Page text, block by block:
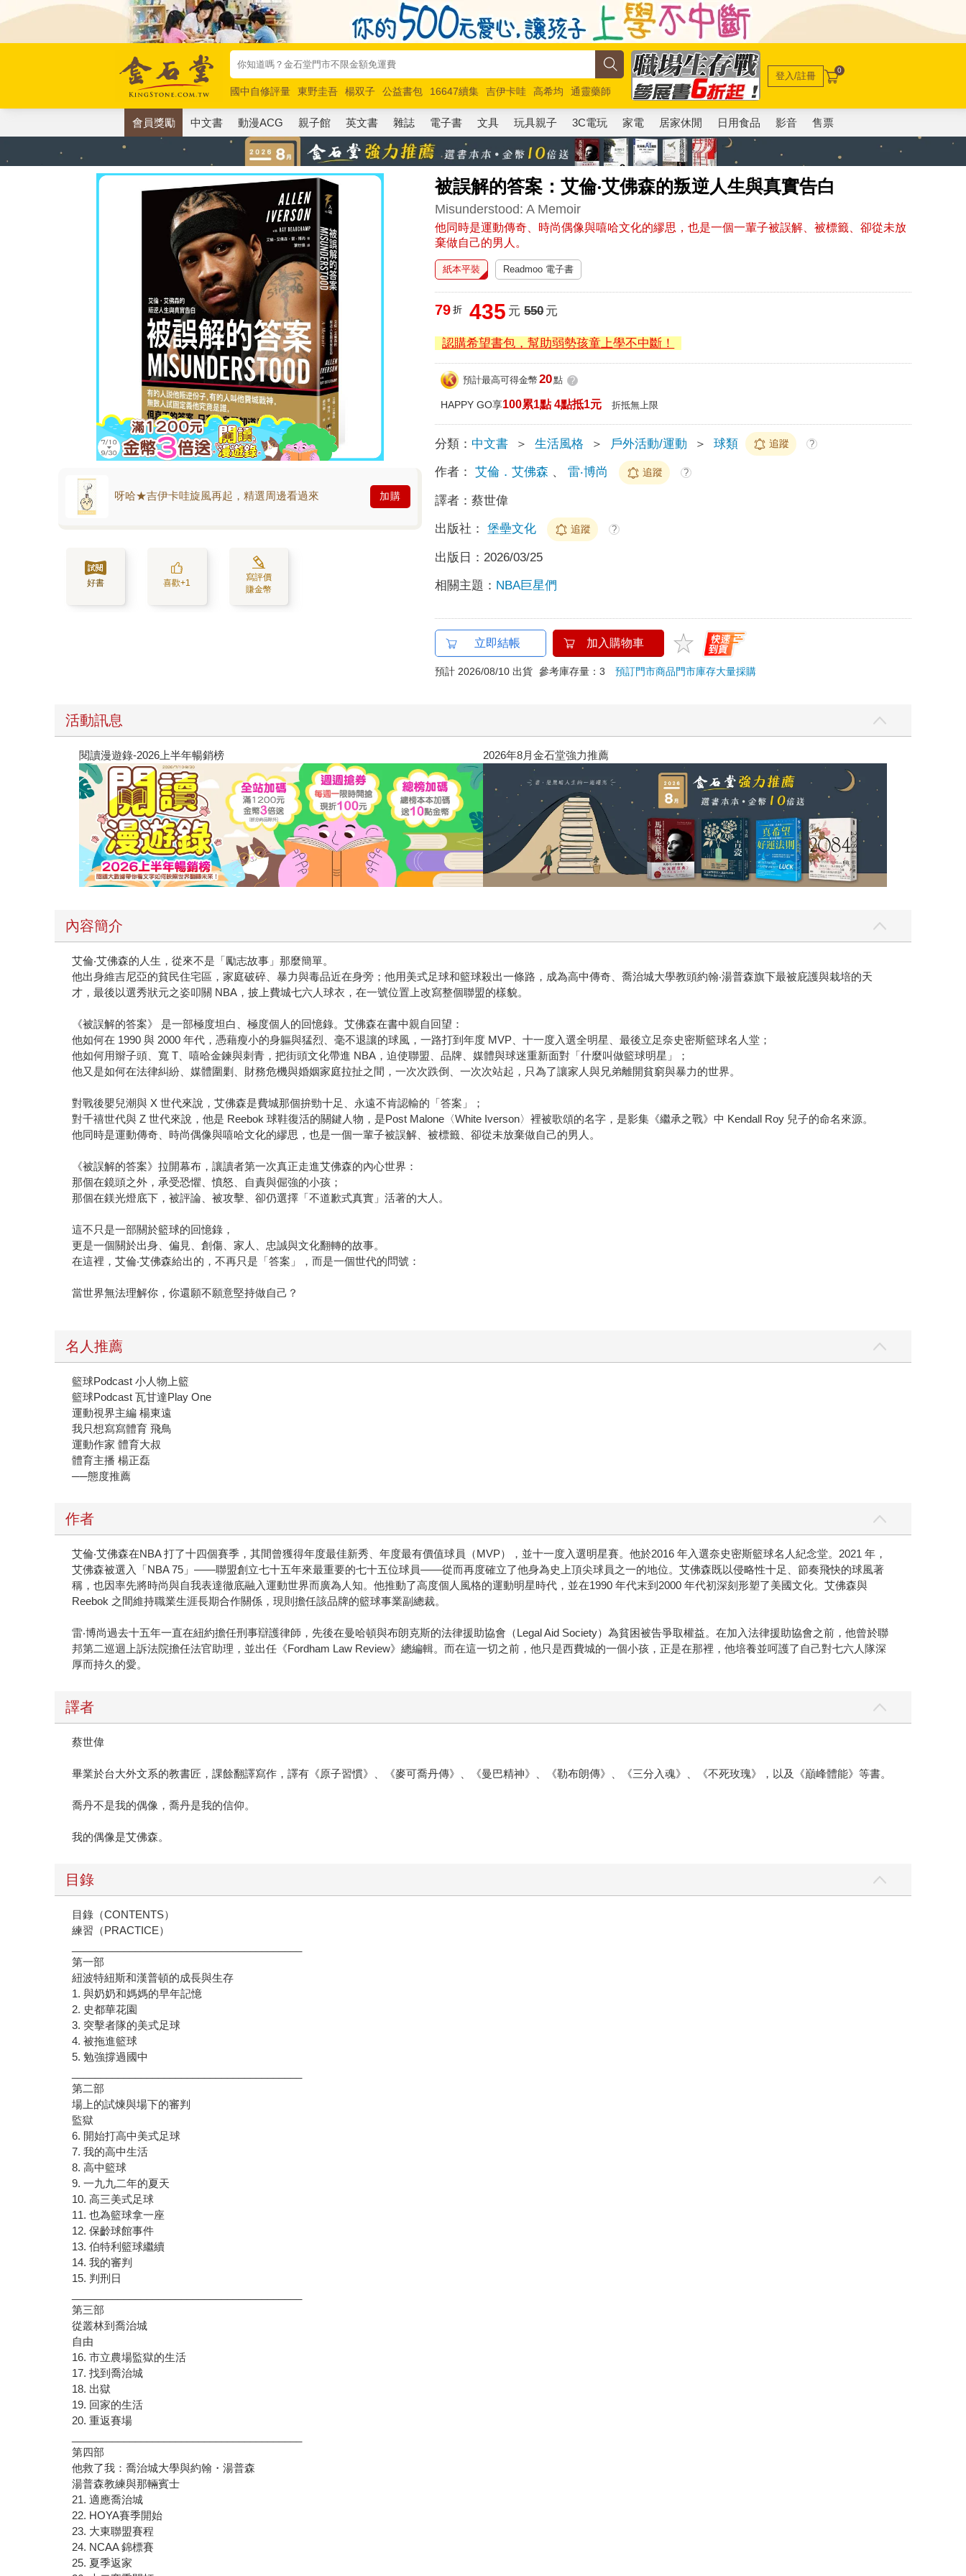
國中自修評量 東野圭吾 楊双子 公益書包 16647續集 吉伊卡哇 高希均
通靈藥師
唯紅花綻放
奧德賽 路邊攤新作 馬斯克 玩具總動員5 超慢跑
登入/註冊 0
會員獎勵 中文書 動漫ACG 親子館 英文書 雜誌 電子書 文具 玩具親子 3C電玩 家電 居家休閒 日用食品 影音 售票
被誤解的答案：艾倫‧艾佛森的叛逆人生與真實告白
Misunderstood: A Memoir
他同時是運動傳奇、時尚偶像與嘻哈文化的繆思，也是一個一輩子被誤解、被標籤、卻從未放
棄做自己的男人。
呀哈★吉伊卡哇旋風再起，精選周邊看過來 加購
好書 喜歡+1
寫評價
賺金幣
紙本平裝 Readmoo 電子書
79 折 435 元 550元
認購希望書包，幫助弱勢孩童上學不中斷！
預計最高可得金幣 20點 ?
HAPPY GO享100累1點 4點抵1元 折抵無上限
分類： 中文書 ＞ 生活風格 ＞ 戶外活動/運動 ＞ 球類 追蹤 ?
作者： 艾倫．艾佛森 、雷‧博尚 追蹤 ?
譯者：蔡世偉
出版社： 堡壘文化 追蹤 ?
出版日： 2026/03/25
相關主題： NBA巨星們
立即結帳 加入購物車
預計 2026/08/10 出貨 參考庫存量：3預訂門市商品門市庫存大量採購
活動訊息
閱讀漫遊錄-2026上半年暢銷榜 2026年8月金石堂強力推薦
內容簡介
艾倫‧艾佛森的人生，從來不是「勵志故事」那麼簡單。
他出身維吉尼亞的貧民住宅區，家庭破碎、暴力與毒品近在身旁；他用美式足球和籃球殺出一條路，成為高中傳奇、喬治城大學教頭約翰‧湯普森旗下最被庇護與栽培的天
才，最後以選秀狀元之姿叩關 NBA，披上費城七六人球衣，在一號位置上改寫整個聯盟的樣貌。
《被誤解的答案》 是一部極度坦白、極度個人的回憶錄。艾佛森在書中親自回望：
他如何在 1990 與 2000 年代，憑藉瘦小的身軀與猛烈、毫不退讓的球風，一路打到年度 MVP、十一度入選全明星、最後立足奈史密斯籃球名人堂；
他如何用辮子頭、寬 T、嘻哈金鍊與刺青，把街頭文化帶進 NBA，迫使聯盟、品牌、媒體與球迷重新面對「什麼叫做籃球明星」；
他又是如何在法律糾紛、媒體圍剿、財務危機與婚姻家庭拉扯之間，一次次跌倒、一次次站起，只為了讓家人與兄弟離開貧窮與暴力的世界。
對戰後嬰兒潮與 X 世代來說，艾佛森是費城那個拚勁十足、永遠不肯認輸的「答案」；
對千禧世代與 Z 世代來說，他是 Reebok 球鞋復活的關鍵人物，是Post Malone〈White Iverson〉裡被歌頌的名字，是影集《繼承之戰》中 Kendall Roy 兒子的命名來源。
他同時是運動傳奇、時尚偶像與嘻哈文化的繆思，也是一個一輩子被誤解、被標籤、卻從未放棄做自己的男人。
《被誤解的答案》拉開幕布，讓讀者第一次真正走進艾佛森的內心世界：
那個在鏡頭之外，承受恐懼、憤怒、自責與倔強的小孩；
那個在鎂光燈底下，被評論、被攻擊、卻仍選擇「不道歉式真實」活著的大人。
這不只是一部關於籃球的回憶錄，
更是一個關於出身、偏見、創傷、家人、忠誠與文化翻轉的故事。
在這裡，艾倫‧艾佛森給出的，不再只是「答案」，而是一個世代的問號：
當世界無法理解你，你還願不願意堅持做自己？
名人推薦
籃球Podcast 小人物上籃
籃球Podcast 瓦甘達Play One
運動視界主編 楊東遠
我只想寫寫體育 飛鳥
運動作家 體育大叔
體育主播 楊正磊
──態度推薦
作者
艾倫‧艾佛森在NBA 打了十四個賽季，其間曾獲得年度最佳新秀、年度最有價值球員（MVP），並十一度入選明星賽。他於2016 年入選奈史密斯籃球名人紀念堂。2021 年，
艾佛森被選入「NBA 75」——聯盟創立七十五年來最重要的七十五位球員——從而再度確立了他身為史上頂尖球員之一的地位。艾佛森既以侵略性十足、節奏飛快的球風著
稱，也因率先將時尚與自我表達徹底融入運動世界而廣為人知。他推動了高度個人風格的運動明星時代，並在1990 年代末到2000 年代初深刻形塑了美國文化。艾佛森與
Reebok 之間維持職業生涯長期合作關係，現則擔任該品牌的籃球事業副總裁。
雷‧博尚過去十五年一直在紐約擔任刑事辯護律師，先後在曼哈頓與布朗克斯的法律援助協會（Legal Aid Society）為貧困被告爭取權益。在加入法律援助協會之前，他曾於聯
邦第二巡迴上訴法院擔任法官助理，並出任《Fordham Law Review》總編輯。而在這一切之前，他只是西費城的一個小孩，正是在那裡，他培養並呵護了自己對七六人隊深
厚而持久的愛。
譯者
蔡世偉
畢業於台大外文系的教書匠，課餘翻譯寫作，譯有《原子習慣》、《麥可喬丹傳》、《曼巴精神》、《勒布朗傳》、《三分入魂》、《不死玫瑰》，以及《巔峰體能》等書。
喬丹不是我的偶像，喬丹是我的信仰。
我的偶像是艾佛森。
目錄
目錄（CONTENTS）
練習（PRACTICE）
第一部
紐波特紐斯和漢普頓的成長與生存
1. 與奶奶和媽媽的早年記憶
2. 史都華花園
3. 突擊者隊的美式足球
4. 被拖進籃球
5. 勉強撐過國中
第二部
場上的試煉與場下的審判
監獄
6. 開始打高中美式足球
7. 我的高中生活
8. 高中籃球
9. 一九九二年的夏天
10. 高三美式足球
11. 也為籃球拿一座
12. 保齡球館事件
13. 伯特利籃球繼續
14. 我的審判
15. 判刑日
第三部
從叢林到喬治城
自由
16. 市立農場監獄的生活
17. 找到喬治城
18. 出獄
19. 回家的生活
20. 重返賽場
第四部
他救了我：喬治城大學與約翰・湯普森
湯普森教練與那輛賓士
21. 適應喬治城
22. HOYA賽季開始
23. 大東聯盟賽程
24. NCAA 錦標賽
25. 夏季返家